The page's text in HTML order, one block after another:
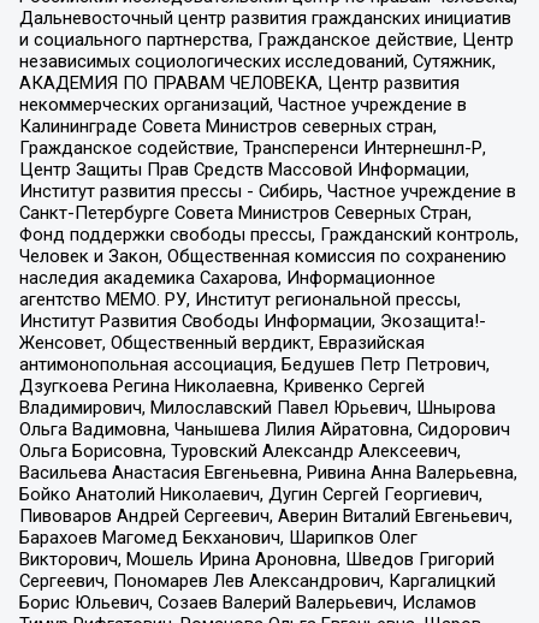
Дальневосточный центр развития гражданских инициатив
и социального партнерства, Гражданское действие, Центр
независимых социологических исследований, Сутяжник,
АКАДЕМИЯ ПО ПРАВАМ ЧЕЛОВЕКА, Центр развития
некоммерческих организаций, Частное учреждение в
Калининграде Совета Министров северных стран,
Гражданское содействие, Трансперенси Интернешнл-Р,
Центр Защиты Прав Средств Массовой Информации,
Институт развития прессы - Сибирь, Частное учреждение в
Санкт-Петербурге Совета Министров Северных Стран,
Фонд поддержки свободы прессы, Гражданский контроль,
Человек и Закон, Общественная комиссия по сохранению
наследия академика Сахарова, Информационное
агентство МЕМО. РУ, Институт региональной прессы,
Институт Развития Свободы Информации, Экозащита!-
Женсовет, Общественный вердикт, Евразийская
антимонопольная ассоциация, Бедушев Петр Петрович,
Дзугкоева Регина Николаевна, Кривенко Сергей
Владимирович, Милославский Павел Юрьевич, Шнырова
Ольга Вадимовна, Чанышева Лилия Айратовна, Сидорович
Ольга Борисовна, Туровский Александр Алексеевич,
Васильева Анастасия Евгеньевна, Ривина Анна Валерьевна,
Бойко Анатолий Николаевич, Дугин Сергей Георгиевич,
Пивоваров Андрей Сергеевич, Аверин Виталий Евгеньевич,
Барахоев Магомед Бекханович, Шарипков Олег
Викторович, Мошель Ирина Ароновна, Шведов Григорий
Сергеевич, Пономарев Лев Александрович, Каргалицкий
Борис Юльевич, Созаев Валерий Валерьевич, Исламов